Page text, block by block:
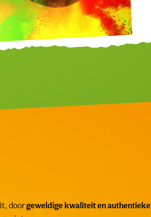
doorgeweldige kwaliteit en authentieke